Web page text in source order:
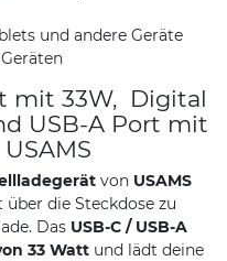
und andere Geräte
mit 33W, Digital
USB-A Port mit
von USAMS
die Steckdose zu
Das USB-C / USB-A
33 Watt und lädt deine